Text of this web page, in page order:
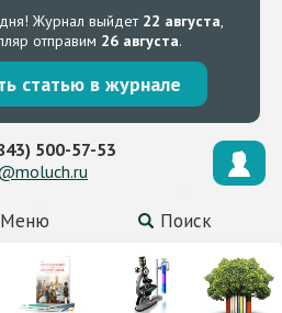
Журнал выйдет 22 августа,
отправим 26 августа.
статью в журнале
Меню Поиск
500-57-53